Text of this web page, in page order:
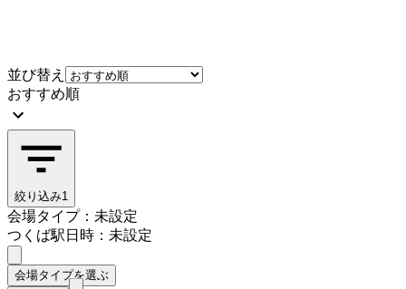
並び替え
おすすめ順
絞り込み1
会場タイプ：未設定
つくば駅日時：未設定
会場タイプを選ぶ